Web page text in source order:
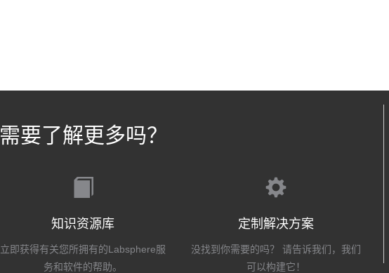
需要了解更多吗？
知识资源库
立即获得有关您所拥有的Labsphere服
务和软件的帮助。
定制解决方案
没找到你需要的吗？ 请告诉我们，我们
可以构建它！